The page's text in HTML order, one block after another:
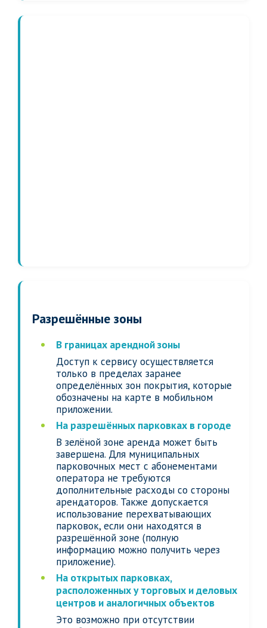
Разрешённые зоны
В границах арендной зоны
Доступ к сервису осуществляется
только в пределах заранее
определённых зон покрытия, которые
обозначены на карте в мобильном
приложении.
На разрешённых парковках в городе
В зелёной зоне аренда может быть
завершена. Для муниципальных
парковочных мест с абонементами
оператора не требуются
дополнительные расходы со стороны
арендаторов. Также допускается
использование перехватывающих
парковок, если они находятся в
разрешённой зоне (полную
информацию можно получить через
приложение).
На открытых парковках,
расположенных у торговых и деловых
центров и аналогичных объектов
Это возможно при отсутствии